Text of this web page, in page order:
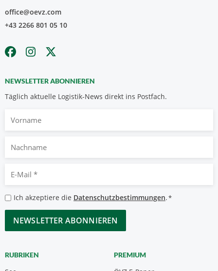
office@oevz.com
+43 2266 801 05 10
NEWSLETTER ABONNIEREN
Täglich aktuelle Logistik-News direkt ins Postfach.
Nachname
Mail
*
Datenschutzbestimmungen
*
Ich akzeptiere die Datenschutzbestimmungen.*
CAPTCHA
RUBRIKEN PREMIUM